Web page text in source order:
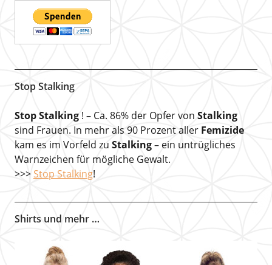
Stop Stalking
Stop Stalking! – Ca. 86% der Opfer von Stalking
sind Frauen. In mehr als 90 Prozent aller Femizide
kam es im Vorfeld zu Stalking– ein untrügliches
Warnzeichen für mögliche Gewalt.
>>> Stop Stalking!
Shirts und mehr …